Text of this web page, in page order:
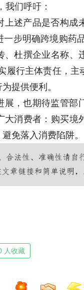
我们呼吁：
上述产品是否构
步明确跨境购药
、杜撰企业名称
履行主体责任，
提供便利。
展，也期待监管
大消费者：购买
免落入消费陷阱。
人收藏